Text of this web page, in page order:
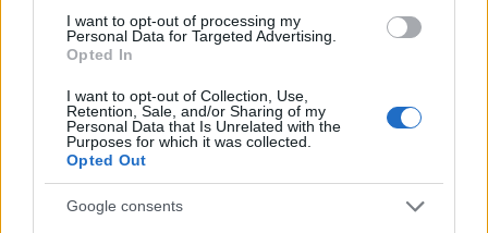
I want to opt-out of processing my
Personal Data for Targeted Advertising.
Opted In
I want to opt-out of Collection, Use,
Retention, Sale, and/or Sharing of my
Personal Data that Is Unrelated with the
Purposes for which it was collected.
Opted Out
Google consents
SzJ: A lemezbemutató roadshowkon pedig
tomboló közönség fogadott benneteket.